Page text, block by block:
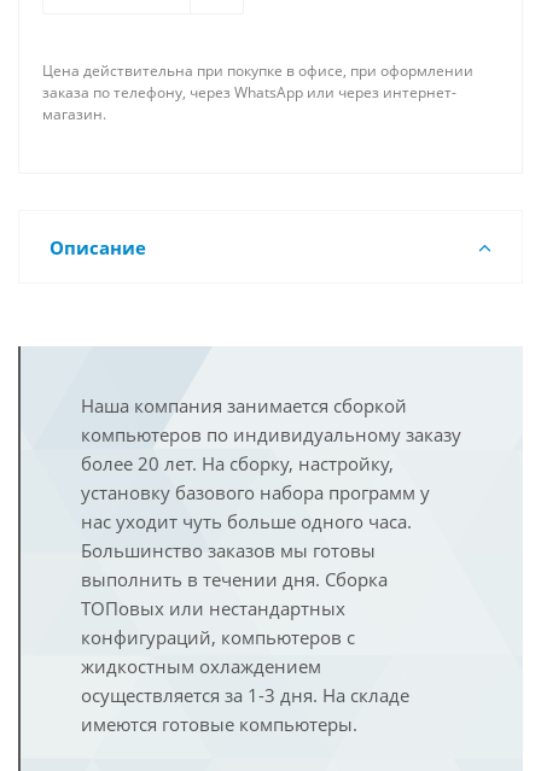
Цена действительна при покупке в офисе, при оформлении
заказа по телефону, через WhatsApp или через интернет-
магазин.
Описание
Наша компания занимается сборкой
компьютеров по индивидуальному заказу
более 20 лет. На сборку, настройку,
установку базового набора программ у
нас уходит чуть больше одного часа.
Большинство заказов мы готовы
выполнить в течении дня. Сборка
ТОПовых или нестандартных
конфигураций, компьютеров с
жидкостным охлаждением
осуществляется за 1-3 дня. На складе
имеются готовые компьютеры.